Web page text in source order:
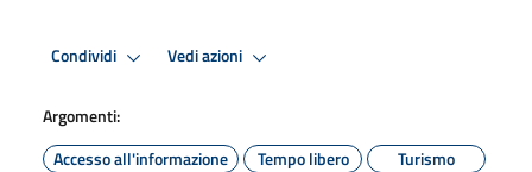
Condividi Vedi azioni
Argomenti:
Accesso all'informazione
Tempo libero Turismo